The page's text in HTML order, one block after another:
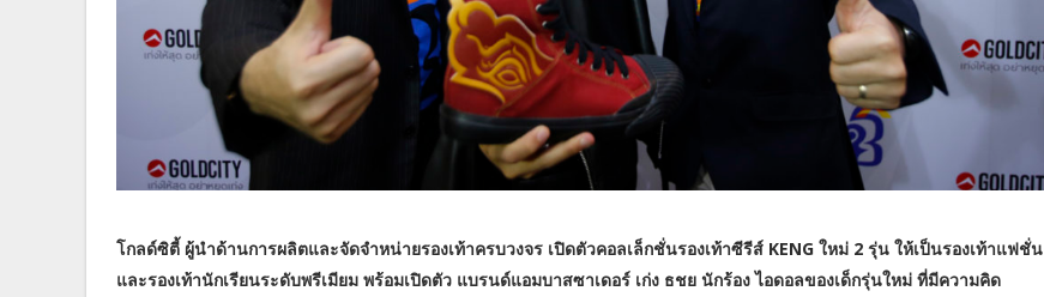
โกลด์ซิตี้ ผู้นำด้านการผลิตและจัดจำหน่ายรองเท้าครบวงจร เปิดตัวคอลเล็กชั่นรองเท้าซีรีส์ KENG ใหม่ 2 รุ่น ให้เป็นรองเท้าแฟชั่น
และรองเท้านักเรียนระดับพรีเมียม พร้อมเปิดตัว แบรนด์แอมบาสซาเดอร์ เก่ง ธชย นักร้อง ไอดอลของเด็กรุ่นใหม่ ที่มีความคิด